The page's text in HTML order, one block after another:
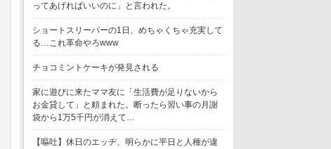
ってあげればいいのに」と言われた。
ショートスリーパーの1日、めちゃくちゃ充実して
る…これ革命やろwww
チョコミントケーキが発見される
家に遊びに来たママ友に「生活費が足りないから
お金貸して」と頼まれた。断ったら習い事の月謝
袋から1万5千円が消えて…
【嘔吐】休日のエッヂ、明らかに平日と人種が違